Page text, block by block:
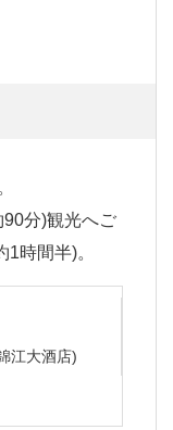
90分)観光へご
時間半)。
江大酒店)